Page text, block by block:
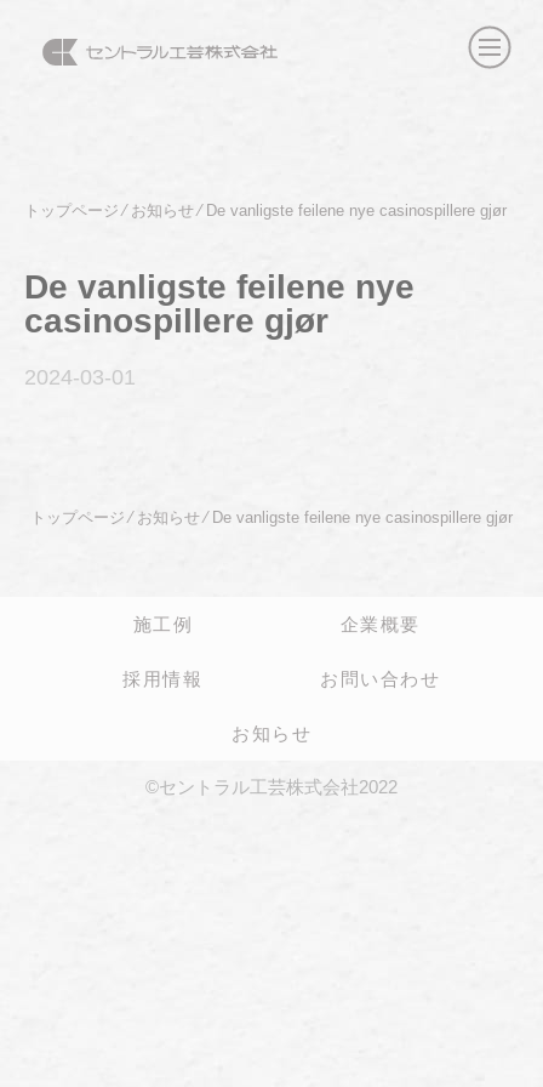
トップページ⁄ お知らせ⁄ De vanligste feilene nye casinospillere gjør
De vanligste feilene nye
casinospillere gjør
2024-03-01
トップページ ⁄ お知らせ⁄ De vanligste feilene nye casinospillere gjør
施工例 企業概要
採用情報 お問い合わせ
お知らせ
©セントラル工芸株式会社2022